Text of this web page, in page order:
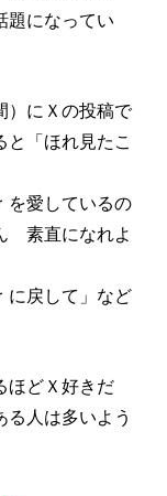
題になってい
）にＸの投稿で
と「ほれ見たこ
を愛しているの
素直になれよ
に戻して」など
ほどＸ好きだ
る人は多いよう